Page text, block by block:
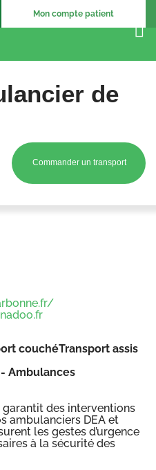
Mon compte patient
de
Commander un transport
Transport assis
Ambulances
garantit des interventions
ambulanciers DEA et
les gestes d’urgence
à la sécurité des